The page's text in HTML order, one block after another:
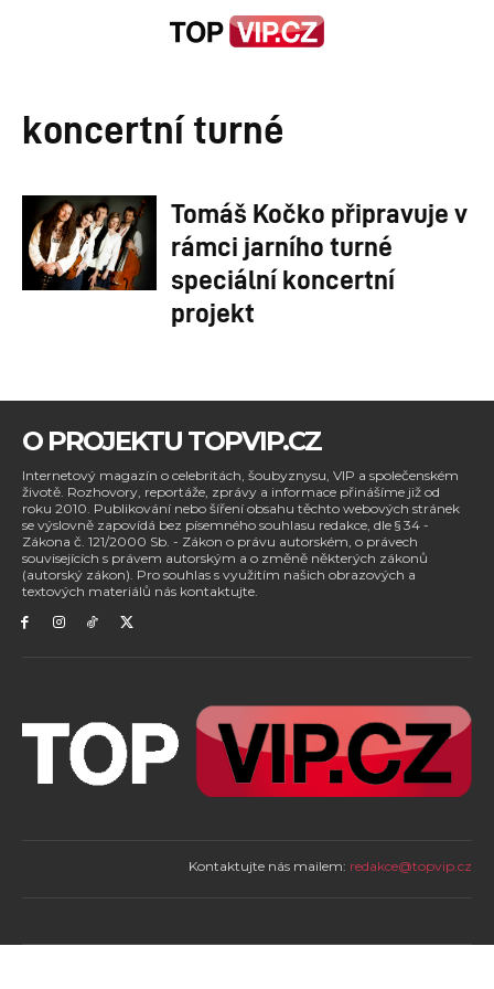
koncertní turné
Tomáš Kočko připravuje v
rámci jarního turné
speciální koncertní
projekt
O PROJEKTU TOPVIP.CZ
Internetový magazín o celebritách, šoubyznysu, VIP a společenském
životě. Rozhovory, reportáže, zprávy a informace přinášíme již od
roku 2010. Publikování nebo šíření obsahu těchto webových stránek
se výslovně zapovídá bez písemného souhlasu redakce, dle § 34 -
Zákona č. 121/2000 Sb. - Zákon o právu autorském, o právech
souvisejících s právem autorským a o změně některých zákonů
(autorský zákon). Pro souhlas s využitím našich obrazových a
textových materiálů nás kontaktujte.
Kontaktujte nás mailem: redakce@topvip.cz